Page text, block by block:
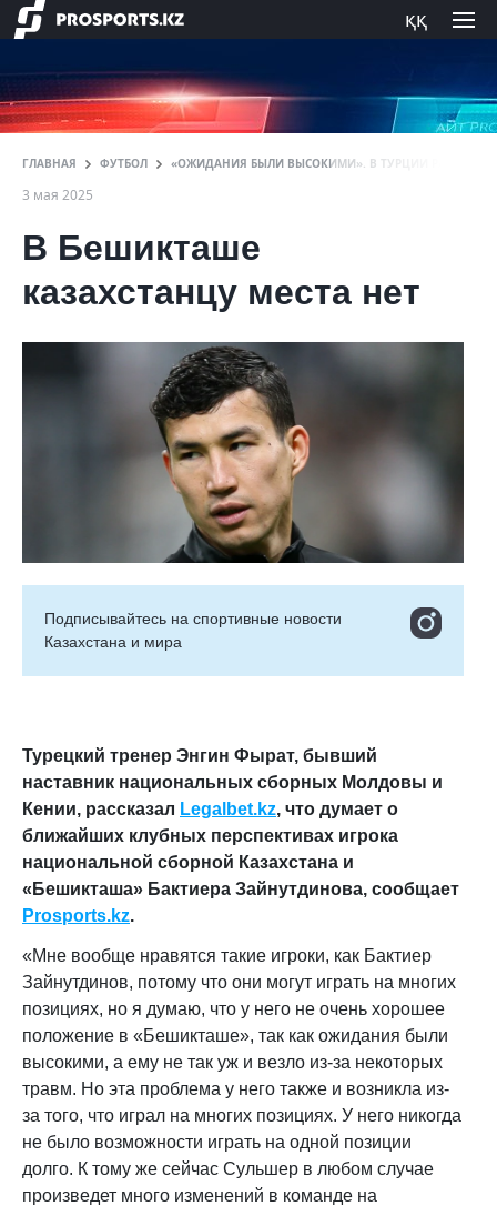
ққ
ГЛАВНАЯ ФУТБОЛ «ОЖИДАНИЯ БЫЛИ ВЫСОКИМИ». В ТУРЦИИ РАСКРЫЛИ
3 мая 2025
В Бешикташе
казахстанцу места нет
Подписывайтесь на cпортивные новости
Казахстана и мира
Турецкий тренер Энгин Фырат, бывший
наставник национальных сборных Молдовы и
Кении, рассказал Legalbet.kz, что думает о
ближайших клубных перспективах игрока
национальной сборной Казахстана и
«Бешикташа» Бактиера Зайнутдинова, сообщает
Prosports.kz.
«Мне вообще нравятся такие игроки, как Бактиер
Зайнутдинов, потому что они могут играть на многих
позициях, но я думаю, что у него не очень хорошее
положение в «Бешикташе», так как ожидания были
высокими, а ему не так уж и везло из-за некоторых
травм. Но эта проблема у него также и возникла из-
за того, что играл на многих позициях. У него никогда
не было возможности играть на одной позиции
долго. К тому же сейчас Сульшер в любом случае
произведет много изменений в команде на